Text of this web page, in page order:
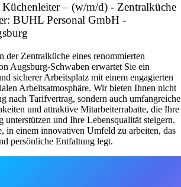
– (w/m/d) - Zentralküche
BUHL Personal GmbH -
der Zentralküche eines renommierten
Augsburg-Schwaben erwartet Sie ein
sicherer Arbeitsplatz mit einem engagierten
Arbeitsatmosphäre. Wir bieten Ihnen nicht
nach Tarifvertrag, sondern auch umfangreiche
und attraktive Mitarbeiterrabatte, die Ihre
und Ihre Lebensqualität steigern.
in einem innovativen Umfeld zu arbeiten, das
persönliche Entfaltung legt.